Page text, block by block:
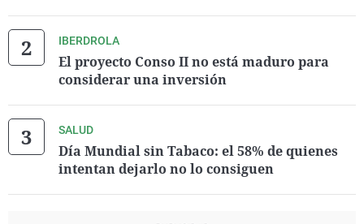
IBERDROLA
El proyecto Conso II no está maduro para
considerar una inversión
SALUD
Día Mundial sin Tabaco: el 58% de quienes
intentan dejarlo no lo consiguen